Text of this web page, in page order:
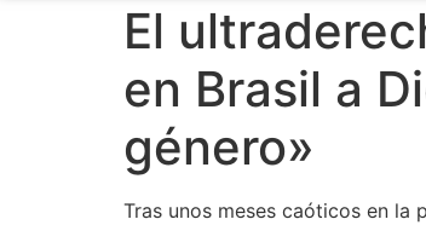
El
en Brasil a
género»
Tras unos meses caóticos en la